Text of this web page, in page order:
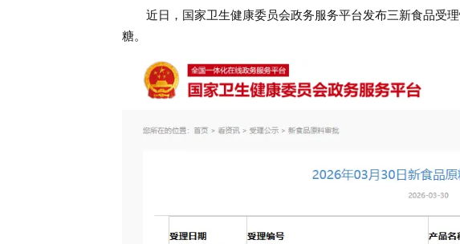
近日，国家卫生健康委员会政务服务平台发布三新食品受
糖。